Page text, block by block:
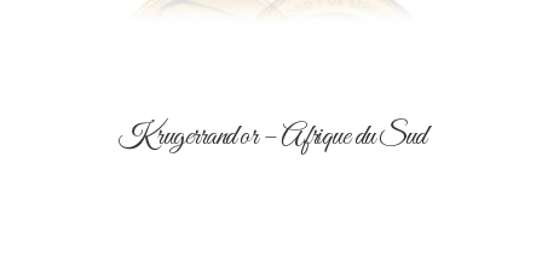
Krugerrand or – Afrique du Sud